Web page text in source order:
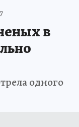
в
одного